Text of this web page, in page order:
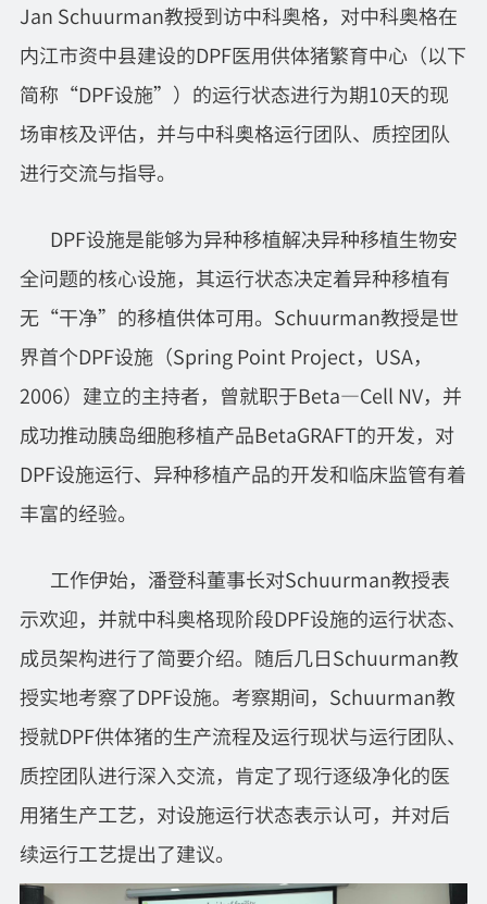
Jan Schuurman教授到访中科奥格，对中科奥格在
内江市资中县建设的DPF医用供体猪繁育中心（以下
简称“DPF设施”）的运行状态进行为期10天的现
场审核及评估，并与中科奥格运行团队、质控团队
进行交流与指导。
DPF设施是能够为异种移植解决异种移植生物安
全问题的核心设施，其运行状态决定着异种移植有
无“干净”的移植供体可用。Schuurman教授是世
界首个DPF设施（Spring Point Project，USA，
2006）建立的主持者，曾就职于Beta—Cell NV，并
成功推动胰岛细胞移植产品BetaGRAFT的开发，对
DPF设施运行、异种移植产品的开发和临床监管有着
丰富的经验。
工作伊始，潘登科董事长对Schuurman教授表
示欢迎，并就中科奥格现阶段DPF设施的运行状态、
成员架构进行了简要介绍。随后几日Schuurman教
授实地考察了DPF设施。考察期间，Schuurman教
授就DPF供体猪的生产流程及运行现状与运行团队、
质控团队进行深入交流，肯定了现行逐级净化的医
用猪生产工艺，对设施运行状态表示认可，并对后
续运行工艺提出了建议。